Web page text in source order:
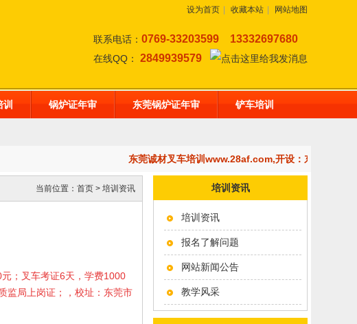
设为首页 收藏本站 网站地图
联系电话： 0769-33203599 13332697680
在线QQ： 2849939579
锅炉证年审 东莞锅炉证年审 铲车培训
东莞诚材叉车培训www.28af.com,开设：东莞挖掘机
培训资讯
培训资讯
报名了解问题
网站新闻公告
教学风采
当前位置： 首页 > 培训资讯
；叉车考证6天，学费1000
监局上岗证；，校址：东莞市